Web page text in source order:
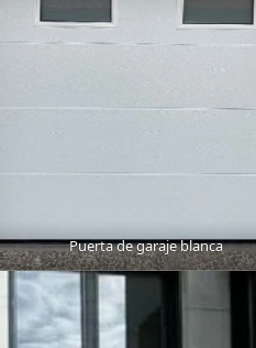
Puerta de garaje blanca